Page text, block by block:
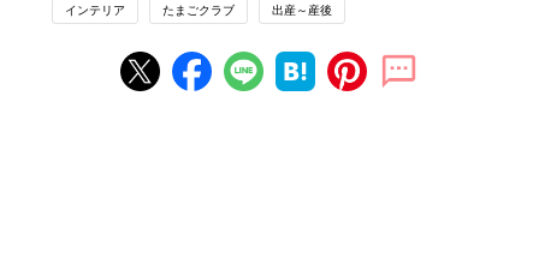
インテリア たまごクラブ 出産～産後